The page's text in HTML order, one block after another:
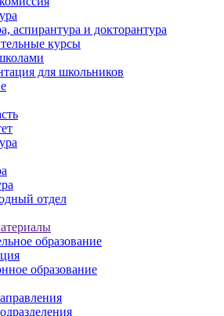
аспирантура и докторантура
курсы
для школьников
отдел
образование
образование